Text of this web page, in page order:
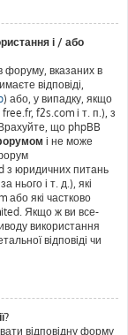
і / або
форуму, вказаних в
відповіді,
) або, у випадку, якщо
f2s.com і т. п.), з
що phpBB
і не може
з юридичних питань
нього і т. д.), які
або які частково
Якщо ж ви все-
використання
відповіді чи
відповідну форму